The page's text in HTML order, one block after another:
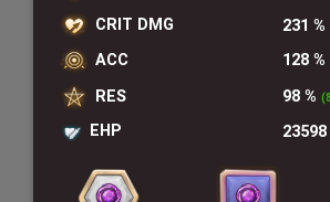
CRIT DMG 231 %
ACC 128 %
RES 98 %
EHP 23598